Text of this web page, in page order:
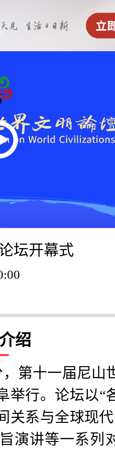
坛开幕式
绍
第十一届尼山
举行。论坛以“
系与全球现代
演讲等一系列